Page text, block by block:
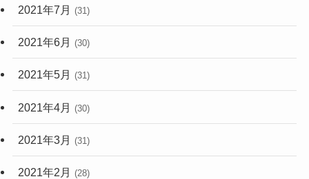
2021年7月 (31)
2021年6月 (30)
2021年5月 (31)
2021年4月 (30)
2021年3月 (31)
2021年2月 (28)